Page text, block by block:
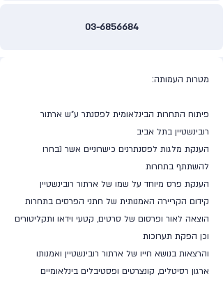
03-6856684
מטרות העמותה:
פיתוח התחרות הבינלאומית לפסנתר ע"ש ארתור
רובינשטיין בתל אביב
הענקת מלגות לפסנתרנים כישרוניים אשר נבחרו
להשתתף בתחרות
הענקת פרס מיוחד על שמו של ארתור רובינשטיין
קידום הקריירה האמנותית של חתני הפרסים בתחרות
הוצאה לאור ופרסום של סרטים, קטעי וידאו ותקליטורים
וכן הפקת תערוכות
והרצאות בנושא חייו של ארתור רובינשטיין ואמנותו
ארגון רסיטלים, קונצרטים ופסטיבלים בינלאומיים